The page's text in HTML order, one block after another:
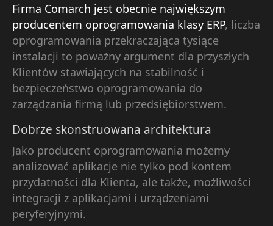
Firma Comarch jest obecnie największym
producentem oprogramowania klasy ERP, liczba
oprogramowania przekraczająca tysiące
instalacji to poważny argument dla przyszłych
Klientów stawiających na stabilność i
bezpieczeństwo oprogramowania do
zarządzania firmą lub przedsiębiorstwem.
Dobrze skonstruowana architektura
Jako producent oprogramowania możemy
analizować aplikacje nie tylko pod kontem
przydatności dla Klienta, ale także, możliwości
integracji z aplikacjami i urządzeniami
peryferyjnymi.